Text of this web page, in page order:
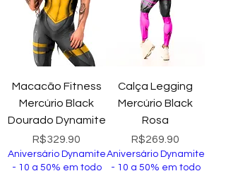
Macacão Fitness
Mercúrio Black
Dourado Dynamite
Price
R$329.90
Aniversário Dynamite
- 10 a 50% em todo
Calça Legging
Mercúrio Black
Rosa
Price
R$269.90
Aniversário Dynamite
- 10 a 50% em todo